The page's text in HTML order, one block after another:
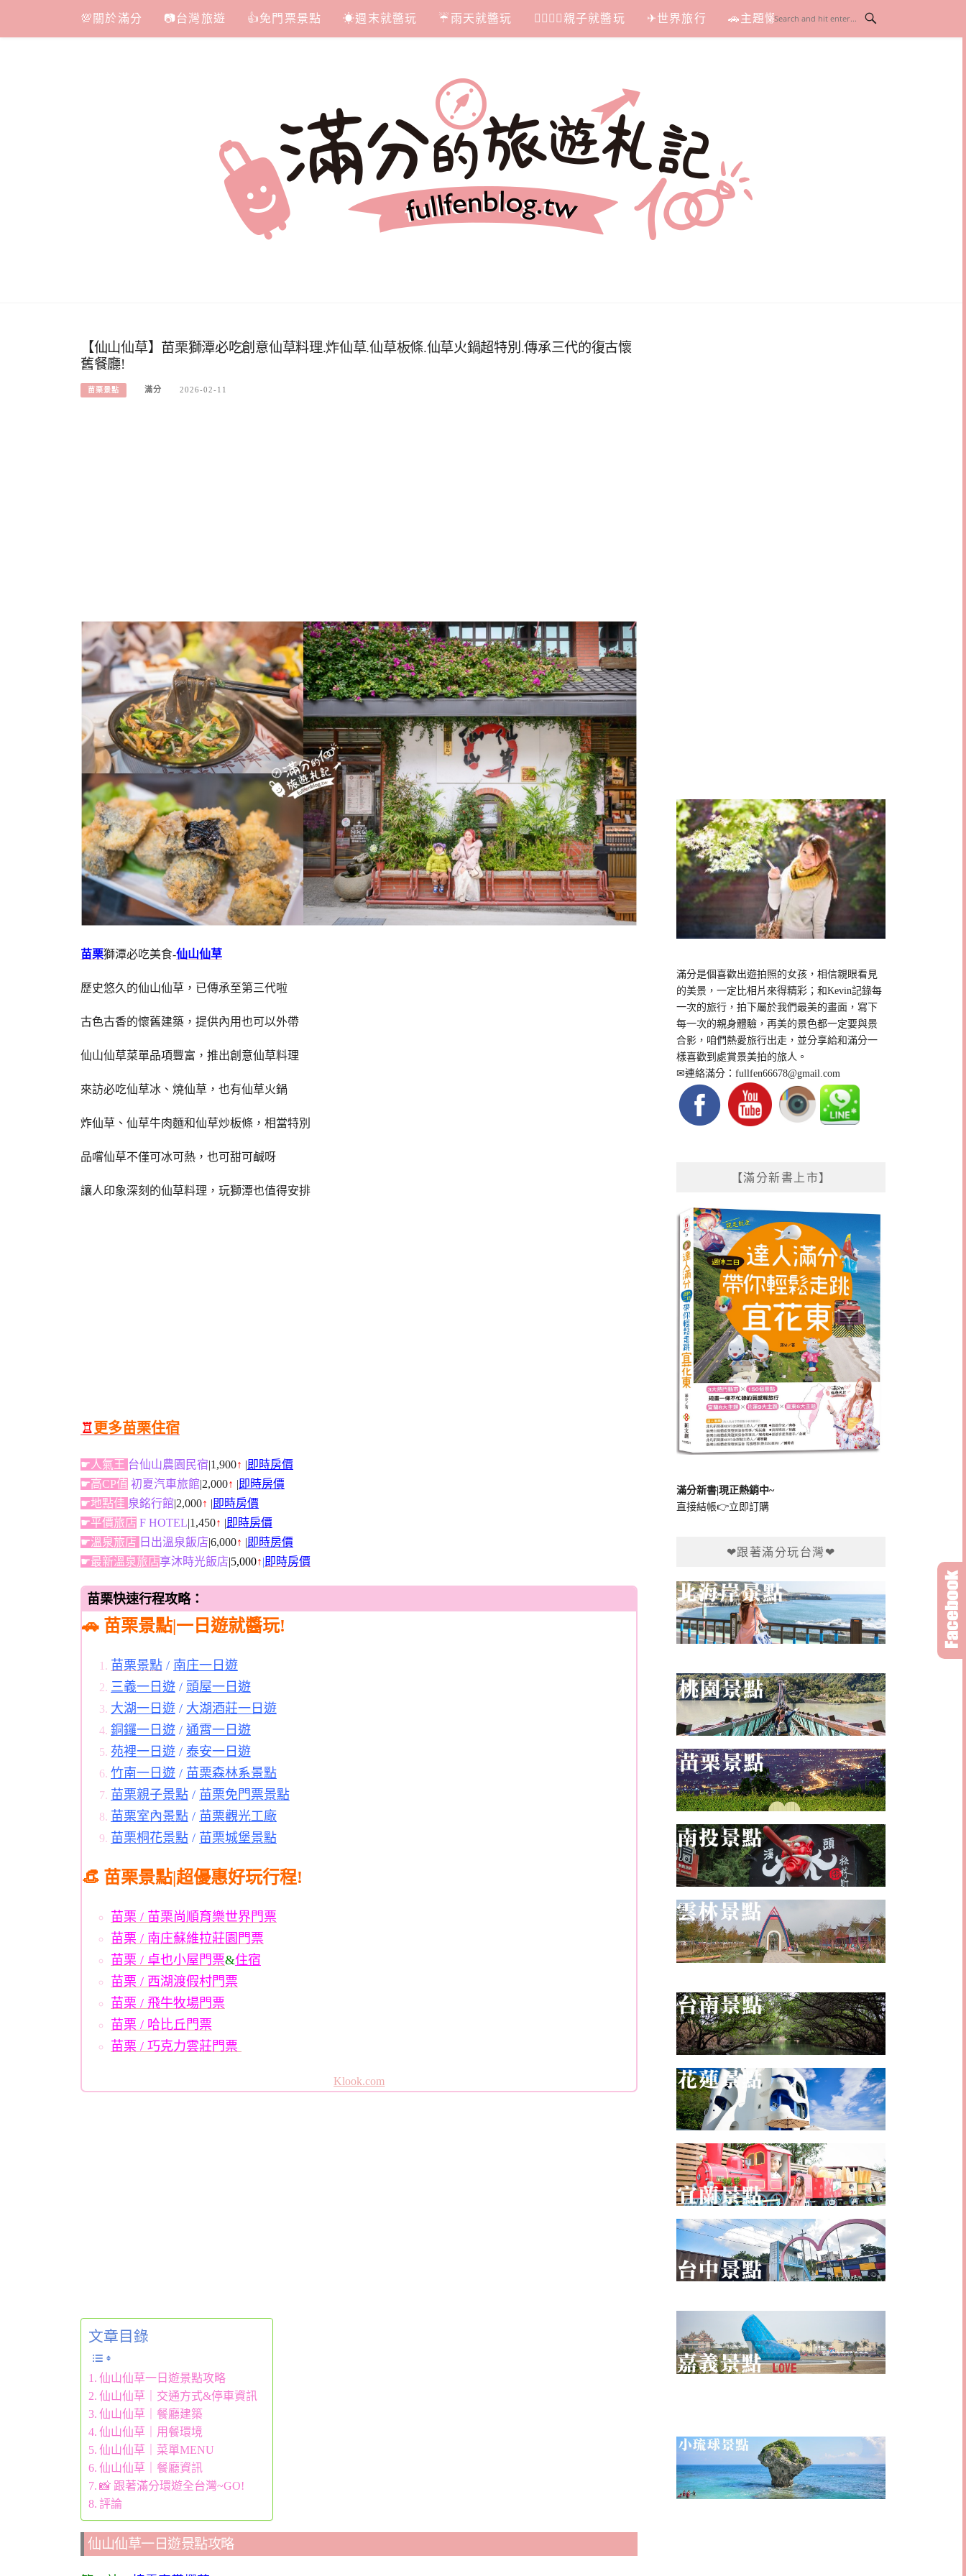
content
💯關於滿分 📷台灣旅遊 👍免門票景點 ☀週末就醬玩 ☔雨天就醬玩 👩‍❤‍💋‍👨親子就醬玩 ✈世界旅行 🚗主題懶人包
【仙山仙草】苗栗獅潭必吃創意仙草料理.炸仙草.仙草板條.仙草火鍋超特別.傳承三代的復古懷
舊餐廳!
苗栗景點 滿分 2026-02-11
苗栗獅潭必吃美食-仙山仙草
歷史悠久的仙山仙草，已傳承至第三代啦
古色古香的懷舊建築，提供內用也可以外帶
仙山仙草菜單品項豐富，推出創意仙草料理
來訪必吃仙草冰、燒仙草，也有仙草火鍋
炸仙草、仙草牛肉麵和仙草炒板條，相當特別
品嚐仙草不僅可冰可熱，也可甜可鹹呀
讓人印象深刻的仙草料理，玩獅潭也值得安排
♖更多苗栗住宿
☛人氣王 台仙山農園民宿 |1,900↑ 即時房價
☛高CP值 初夏汽車旅館 |2,000↑ 即時房價
☛地點佳 泉銘行館 |2,000↑ 即時房價
☛平價旅店 F HOTEL |1,450↑ 即時房價
☛溫泉旅店 日出溫泉飯店 |6,000↑ 即時房價
☛最新溫泉旅店享沐時光飯店 |5,000↑ 即時房價
苗栗快速行程攻略：
🚗 苗栗景點|一日遊就醬玩!
苗栗景點 / 南庄一日遊
三義一日遊 / 頭屋一日遊
大湖一日遊 / 大湖酒莊一日遊
銅鑼一日遊 / 通霄一日遊
苑裡一日遊 / 泰安一日遊
竹南一日遊 / 苗栗森林系景點
苗栗親子景點 / 苗栗免門票景點
苗栗室內景點 / 苗栗觀光工廠
苗栗桐花景點 / 苗栗城堡景點
👒 苗栗景點|超優惠好玩行程!
苗栗 / 苗栗尚順育樂世界門票
苗栗 / 南庄蘇維拉莊園門票
苗栗 / 卓也小屋門票&住宿
苗栗 / 西湖渡假村門票
苗栗 / 飛牛牧場門票
苗栗 / 哈比丘門票
苗栗 / 巧克力雲莊門票
Klook.com
文章目錄
仙山仙草一日遊景點攻略
仙山仙草｜交通方式&停車資訊
仙山仙草｜餐廳建築
仙山仙草｜用餐環境
仙山仙草｜菜單MENU
仙山仙草｜餐廳資訊
📸 跟著滿分環遊全台灣~GO!
評論
仙山仙草一日遊景點攻略
滿分是個喜歡出遊拍照的女孩，相信親眼看見
的美景，一定比相片來得精彩；和Kevin記錄每
一次的旅行，拍下屬於我們最美的畫面，寫下
每一次的親身體驗，再美的景色都一定要與景
合影，咱們熱愛旅行出走，並分享給和滿分一
樣喜歡到處賞景美拍的旅人。
✉連絡滿分：fullfen66678@gmail.com
【滿分新書上市】
滿分新書|現正熱銷中~
直接結帳👉立即訂購
❤跟著滿分玩台灣❤